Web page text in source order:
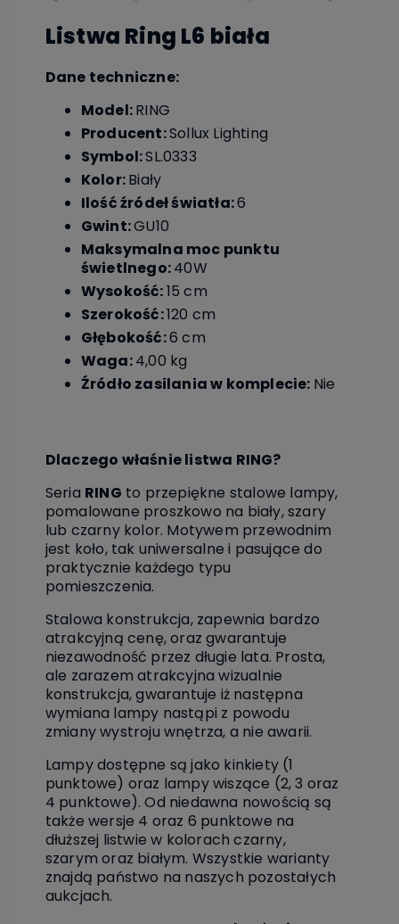
Listwa Ring L6 biała
Dane techniczne:
Model:RING
Producent:Sollux Lighting
Symbol:SL.0333
Kolor:Biały
Ilość źródeł światła:6
Gwint:GU10
Maksymalna moc punktu
świetlnego:40W
Wysokość:15 cm
Szerokość:120 cm
Głębokość:6 cm
Waga:4,00 kg
Źródło zasilania w komplecie: Nie
Dlaczego właśnie listwa RING?
Seria RING to przepiękne stalowe lampy,
pomalowane proszkowo na biały, szary
lub czarny kolor. Motywem przewodnim
jest koło, tak uniwersalne i pasujące do
praktycznie każdego typu
pomieszczenia.
Stalowa konstrukcja, zapewnia bardzo
atrakcyjną cenę, oraz gwarantuje
niezawodność przez długie lata. Prosta,
ale zarazem atrakcyjna wizualnie
konstrukcja, gwarantuje iż następna
wymiana lampy nastąpi z powodu
zmiany wystroju wnętrza, a nie awarii.
Lampy dostępne są jako kinkiety (1
punktowe) oraz lampy wiszące (2, 3 oraz
4 punktowe). Od niedawna nowością są
także wersje 4 oraz 6 punktowe na
dłuższej listwie w kolorach czarny,
szarym oraz białym. Wszystkie warianty
znajdą państwo na naszych pozostałych
aukcjach.